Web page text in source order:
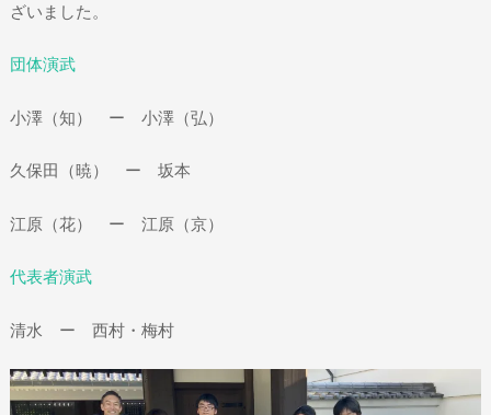
ざいました。
団体演武
小澤（知） ー 小澤（弘）
久保田（暁） ー 坂本
江原（花） ー 江原（京）
代表者演武
清水 ー 西村・梅村